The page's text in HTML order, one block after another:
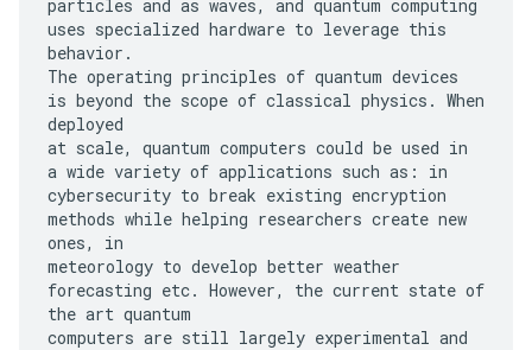
particles and as waves, and quantum computing
uses specialized hardware to leverage this
behavior.
The operating principles of quantum devices
is beyond the scope of classical physics. When
deployed
at scale, quantum computers could be used in
a wide variety of applications such as: in
cybersecurity to break existing encryption
methods while helping researchers create new
ones, in
meteorology to develop better weather
forecasting etc. However, the current state of
the art quantum
computers are still largely experimental and